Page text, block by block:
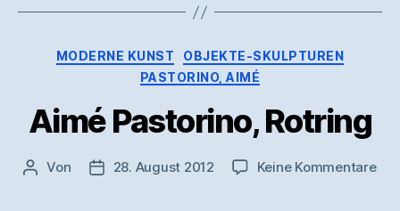
Kategorien
MODERNE KUNST
OBJEKTE-SKULPTUREN
PASTORINO, AIMÉ
Aimé Pastorino, Rotring
Beitragsautor
Von Veröffentlichungsdatum
28. August 2012 Keine Kommentarezu